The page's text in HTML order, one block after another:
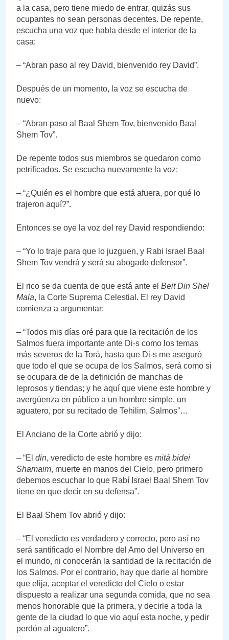
a la casa, pero tiene miedo de entrar, quizás sus
ocupantes no sean personas decentes. De repente,
escucha una voz que habla desde el interior de la
casa:
– “Abran paso al rey David, bienvenido rey David”.
Después de un momento, la voz se escucha de
nuevo:
– “Abran paso al Baal Shem Tov, bienvenido Baal
Shem Tov”.
De repente todos sus miembros se quedaron como
petrificados. Se escucha nuevamente la voz:
– “¿Quién es el hombre que está afuera, por qué lo
trajeron aquí?”.
Entonces se oye la voz del rey David respondiendo:
– “Yo lo traje para que lo juzguen, y Rabi Israel Baal
Shem Tov vendrá y será su abogado defensor”.
El rico se da cuenta de que está ante el Beit Din Shel
Mala, la Corte Suprema Celestial. El rey David
comienza a argumentar:
– “Todos mis días oré para que la recitación de los
Salmos fuera importante ante Di-s como los temas
más severos de la Torá, hasta que Di-s me aseguró
que todo el que se ocupa de los Salmos, será como si
se ocupara de de la definición de manchas de
leprosos y tiendas; y he aquí que viene este hombre y
avergüenza en público a un hombre simple, un
aguatero, por su recitado de Tehilim, Salmos”…
El Anciano de la Corte abrió y dijo:
– “El din, veredicto de este hombre es mitá bidei
Shamaim, muerte en manos del Cielo, pero primero
debemos escuchar lo que Rabí Israel Baal Shem Tov
tiene en que decir en su defensa”.
El Baal Shem Tov abrió y dijo:
– “El veredicto es verdadero y correcto, pero así no
será santificado el Nombre del Amo del Universo en
el mundo, ni conocerán la santidad de la recitación de
los Salmos. Por el contrario, hay que darle al hombre
que elija, aceptar el veredicto del Cielo o estar
dispuesto a realizar una segunda comida, que no sea
menos honorable que la primera, y decirle a toda la
gente de la ciudad lo que vio aquí esta noche, y pedir
perdón al aguatero”.